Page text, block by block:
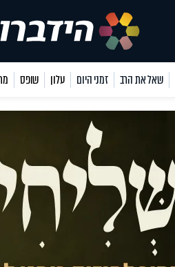
שאל את הרב זמני היום עלון שופס